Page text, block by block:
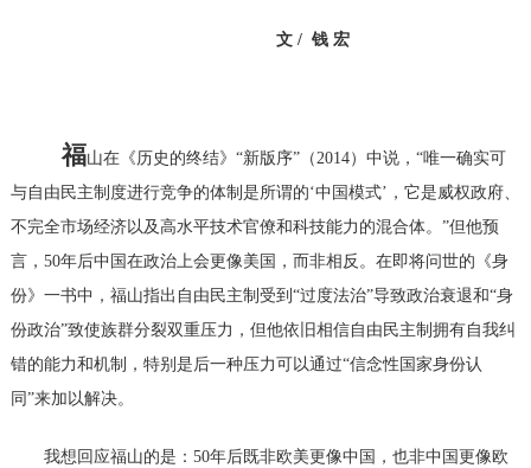
文 / 钱 宏
福山在《历史的终结》 “新版序”（2014）中说，“唯一确实可
与自由民主制度进行竞争的体制是所谓的‘中国模式’，它是威权政府、
不完全市场经济以及高水平技术官僚和科技能力的混合体。”但他预
言，50年后中国在政治上会更像美国，而非相反。在即将问世的《身
份》一书中，福山指出自由民主制受到“过度法治”导致政治衰退和“身
份政治”致使族群分裂双重压力，但他依旧相信自由民主制拥有自我纠
错的能力和机制，特别是后一种压力可以通过“信念性国家身份认
同”来加以解决。
我想回应福山的是： 50年后既非欧美更像中国，也非中国更像欧